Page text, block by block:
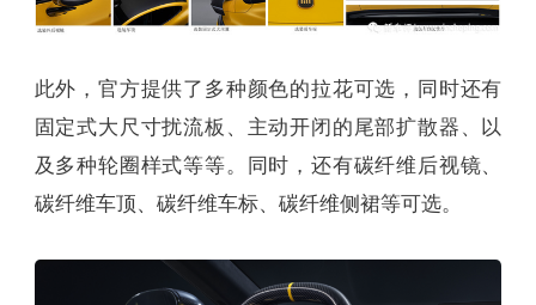
此外，官方提供了多种颜色的拉花可选，同时还有
固定式大尺寸扰流板、主动开闭的尾部扩散器、以
及多种轮圈样式等等。同时，还有碳纤维后视镜、
碳纤维车顶、碳纤维车标、碳纤维侧裙等可选。